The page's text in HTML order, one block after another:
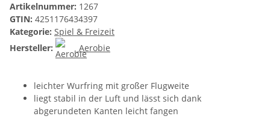
Artikelnummer: 1267
GTIN: 4251176434397
Kategorie: Spiel & Freizeit
Hersteller:
Aerobie
leichter Wurfring mit großer Flugweite
liegt stabil in der Luft und lässt sich dank
abgerundeten Kanten leicht fangen